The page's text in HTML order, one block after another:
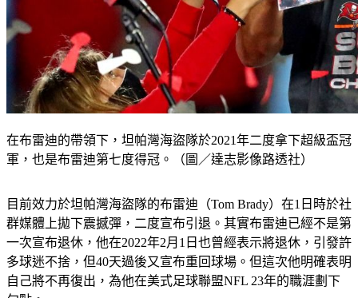
在布雷迪的帶領下，坦帕灣海盜隊於2021年二度拿下超級盃冠
軍，也是布雷迪第七度得冠。（圖／達志影像路透社）
目前效力於坦帕灣海盜隊的布雷迪（Tom Brady）在1日時於社
群媒體上拋下震撼彈，二度宣布引退。其實布雷迪已經不是第
一次宣布退休，他在2022年2月1日也曾經表示將退休，引發許
多球迷不捨，但40天過後又宣布重回球場。但這次他明確表明
自己將不再復出，為他在美式足球聯盟NFL 23年的職涯劃下